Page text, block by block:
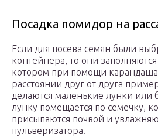
Посадка помидор на
Если для посева семян были
контейнера, то они
котором при помощи
расстоянии друг от друга
делаются маленькие лунки или
лунку помещается по семечку,
присыпаются почвой и
пульверизатора.